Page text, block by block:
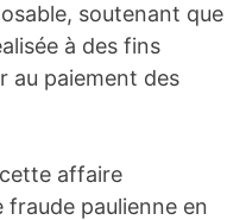
soutenant que
à des fins
au paiement des
affaire
fraude paulienne en